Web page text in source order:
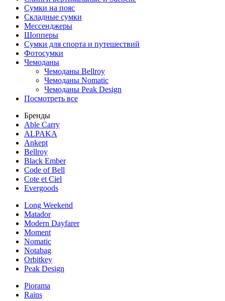
Сумки на пояс
Складные сумки
Мессенджеры
Шопперы
Сумки для спорта и путешествий
Фотосумки
Чемоданы
Чемоданы Bellroy
Чемоданы Nomatic
Чемоданы Peak Design
Посмотреть все
Бренды
Able Carry
ALPAKA
Ankept
Bellroy
Black Ember
Code of Bell
Cote et Ciel
Evergoods
Long Weekend
Matador
Modern Dayfarer
Moment
Nomatic
Notabag
Orbitkey
Peak Design
Piorama
Rains